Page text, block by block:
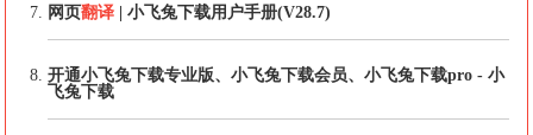
网页翻译 | 小飞兔下载用户手册(V28.7)
开通小飞兔下载专业版、小飞兔下载会员、小飞兔下载pro - 小
飞兔下载